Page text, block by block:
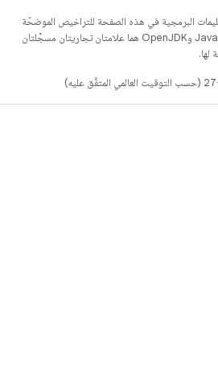
البرمجية في هذه الصفحة للتراخيص الموضحّة
. إنّ Java وOpenJDK هما علامتان تجاريتان مسجَّلتان